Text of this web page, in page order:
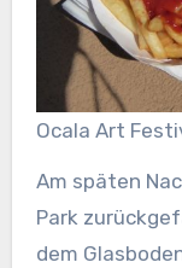
Ocala Art
Am späten
Park
dem